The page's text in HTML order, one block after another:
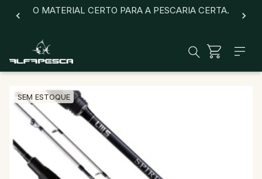
O MATERIAL CERTO PARA A PESCARIA CERTA.
SEM ESTOQUE